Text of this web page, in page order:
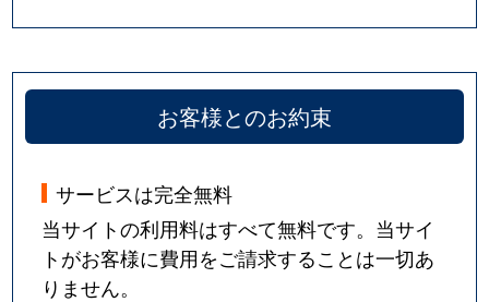
お客様とのお約束
サービスは完全無料
当サイトの利用料はすべて無料です。当サイ
トがお客様に費用をご請求することは一切あ
りません。